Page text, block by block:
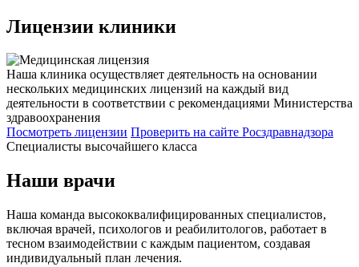
Лицензии клиники
Наша клиника осуществляет деятельность на основании
нескольких медицинских лицензий на каждый вид
деятельности в соответствии с рекомендациями Министерства
здравоохранения
Посмотреть лицензии Проверить на сайте Росздравнадзора
Специалисты высочайшего класса
Наши врачи
Наша команда высококвалифицированных специалистов,
включая врачей, психологов и реабилитологов, работает в
тесном взаимодействии с каждым пациентом, создавая
индивидуальный план лечения.